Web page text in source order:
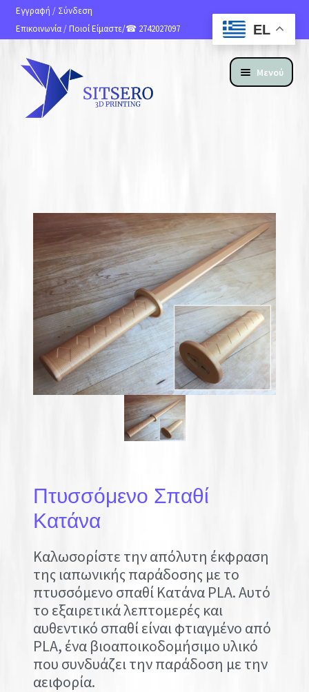
Εγγραφή / Σύνδεση
Επικοινωνία/ Ποιοί Είμαστε/☎ 2742027097
Μενού
ΚΑΤΑΣΚΕΥΗ ΙΣΤΟΣΕΛΙΔΩΝ
ΑΝ. ΑΠΟΣΤΟΛΗΣ
Πτυσσόμενο Σπαθί
Κατάνα
Καλωσορίστε την απόλυτη έκφραση
της ιαπωνικής παράδοσης με το
πτυσσόμενο σπαθί Κατάνα PLA. Αυτό
το εξαιρετικά λεπτομερές και
αυθεντικό σπαθί είναι φτιαγμένο από
PLA, ένα βιοαποικοδομήσιμο υλικό
που συνδυάζει την παράδοση με την
αειφορία.
EL